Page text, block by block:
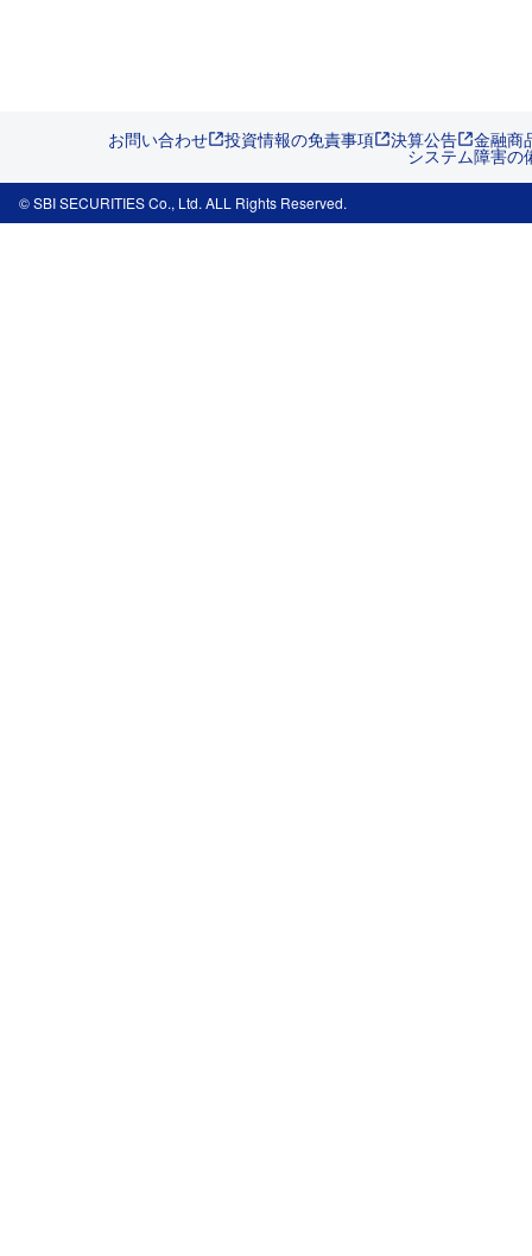
お問い合わせ 投資情報の免責事項 決算公告 金融商
システム障害の
© SBI SECURITIES Co., Ltd. ALL Rights Reserved.